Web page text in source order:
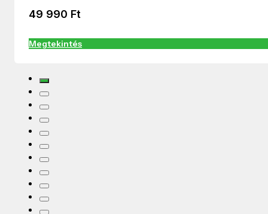
49 990 Ft
Megtekintés